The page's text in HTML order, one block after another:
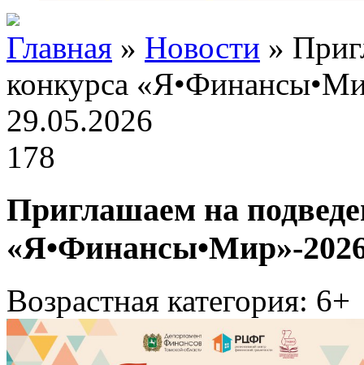
Главная » Новости »
конкурса
29.05.2026
178
Приглашаем на
«Я•Финансы•Мир»-
Возрастная категория: 6+